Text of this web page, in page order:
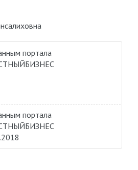
портала
портала